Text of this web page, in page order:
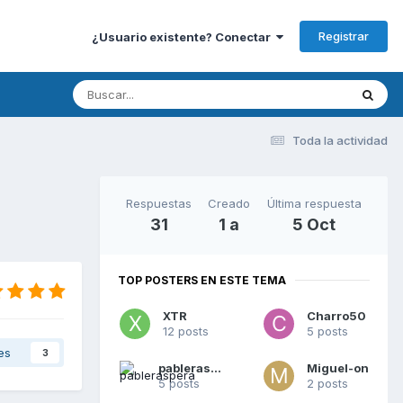
¿Usuario existente? Conectar Registrar
Toda la actividad
3
Respuestas
31
Creado
1 a
Última respuesta
5 Oct
TOP POSTERS EN ESTE TEMA
XTR
12 posts
Charro50
5 posts
pableraspera
5 posts
Miguel-on
2 posts